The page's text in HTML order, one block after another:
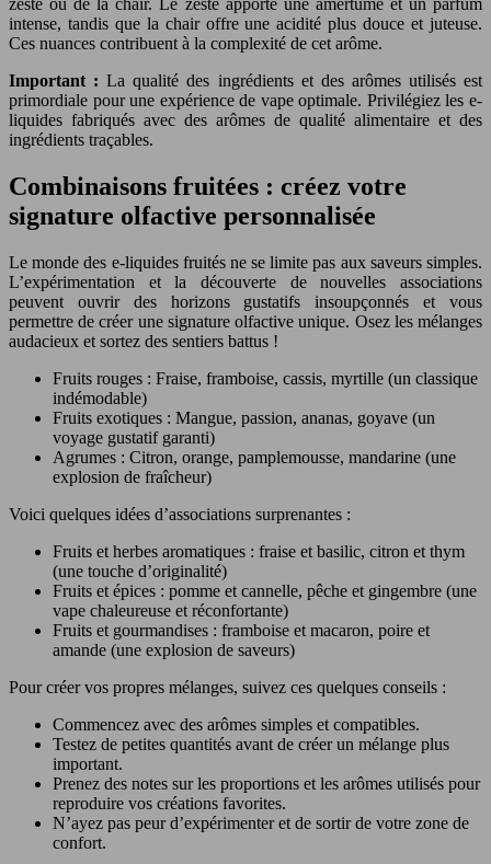
intense, tandis que la chair offre une acidité plus douce et juteuse.
Ces nuances contribuent à la complexité de cet arôme.
Important :La qualité des ingrédients et des arômes utilisés est
primordiale pour une expérience de vape optimale. Privilégiez les e-
liquides fabriqués avec des arômes de qualité alimentaire et des
ingrédients traçables.
Combinaisons fruitées : créez votre
signature olfactive personnalisée
Le monde des e-liquides fruités ne se limite pas aux saveurs simples.
L’expérimentation et la découverte de nouvelles associations
peuvent ouvrir des horizons gustatifs insoupçonnés et vous
permettre de créer une signature olfactive unique. Osez les mélanges
audacieux et sortez des sentiers battus !
Fruits rouges : Fraise, framboise, cassis, myrtille (un classique
indémodable)
Fruits exotiques : Mangue, passion, ananas, goyave (un
voyage gustatif garanti)
Agrumes : Citron, orange, pamplemousse, mandarine (une
explosion de fraîcheur)
Voici quelques idées d’associations surprenantes :
Fruits et herbes aromatiques : fraise et basilic, citron et thym
(une touche d’originalité)
Fruits et épices : pomme et cannelle, pêche et gingembre (une
vape chaleureuse et réconfortante)
Fruits et gourmandises : framboise et macaron, poire et
amande (une explosion de saveurs)
Pour créer vos propres mélanges, suivez ces quelques conseils :
Commencez avec des arômes simples et compatibles.
Testez de petites quantités avant de créer un mélange plus
important.
Prenez des notes sur les proportions et les arômes utilisés pour
reproduire vos créations favorites.
N’ayez pas peur d’expérimenter et de sortir de votre zone de
confort.